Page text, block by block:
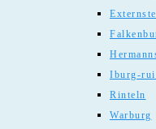
Iburg-
Rinteln
Warburg